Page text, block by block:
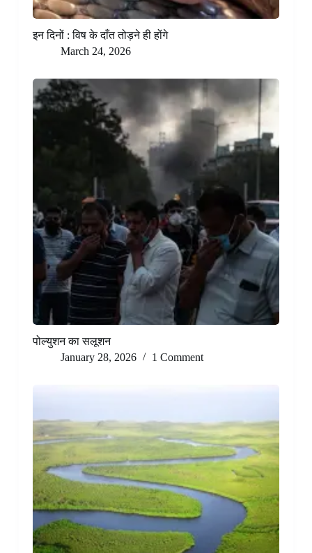
इन दिनों : विष के दाँत तोड़ने ही होंगे
March 24, 2026
पोल्युशन का सलूशन
January 28, 2026
1 Comment